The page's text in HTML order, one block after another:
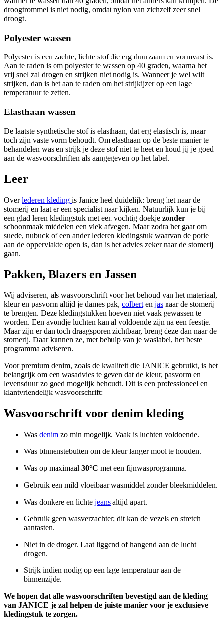
droogtrommel is niet nodig, omdat nylon van zichzelf zeer snel
droogt.
Polyester wassen
Polyester is een zachte, lichte stof die erg duurzaam en vormvast is.
Aan te raden is om polyester te wassen op 40 graden, waarna het
vrij snel zal drogen en strijken niet nodig is. Wanneer je wel wilt
strijken, dan is het aan te raden om het strijkijzer op een lage
temperatuur te zetten.
Elasthaan wassen
De laatste synthetische stof is elasthaan, dat erg elastisch is, maar
toch zijn vaste vorm behoudt. Om elasthaan op de beste manier te
behandelen was en strijk je deze stof niet te heet en houd jij je goed
aan de wasvoorschriften als aangegeven op het label.
Leer
Overlederen kleding is Janice heel duidelijk: breng het naar de
stomerij en laat er een specialist naar kijken. Natuurlijk kun je bij
een glad leren kledingstuk met een vochtig doekje zonder
schoonmaak middelen een vlek afvegen. Maar zodra het gaat om
suede, nubuck of een ander lederen kledingstuk waarvan de porie
aan de oppervlakte open is, dan is het advies zeker naar de stomerij
gaan.
Pakken, Blazers en Jassen
Wij adviseren, als wasvoorschrift voor het behoud van het materiaal,
kleur en pasvorm altijd je dames pak, colbert en jas naar de stomerij
te brengen. Deze kledingstukken hoeven niet vaak gewassen te
worden. Een avondje luchten kan al voldoende zijn na een feestje.
Maar zijn er dan toch draagsporen zichtbaar, breng deze dan naar de
stomerij. Daar kunnen ze, met behulp van je waslabel, het beste
programma adviseren.
Voor premium denim, zoals de kwaliteit die JANICE gebruikt, is het
belangrijk om een wasadvies te geven dat de kleur, pasvorm en
levensduur zo goed mogelijk behoudt. Dit is een professioneel en
klantvriendelijk wasvoorschrift:
Wasvoorschrift voor denim kleding
Was denim zo min mogelijk. Vaak is luchten voldoende.
Was binnenstebuiten om de kleur langer mooi te houden.
Was op maximaal 30°C met een fijnwasprogramma.
Gebruik een mild vloeibaar wasmiddel zonder bleekmiddelen.
Was donkere en lichte jeans altijd apart.
Gebruik geen wasverzachter; dit kan de vezels en stretch
aantasten.
Niet in de droger. Laat liggend of hangend aan de lucht
drogen.
Strijk indien nodig op een lage temperatuur aan de
binnenzijde.
We hopen dat alle wasvoorschriften bevestigd aan de kleding
van JANICE je zal helpen de juiste manier voor je exclusieve
kledingstuk te zorgen.